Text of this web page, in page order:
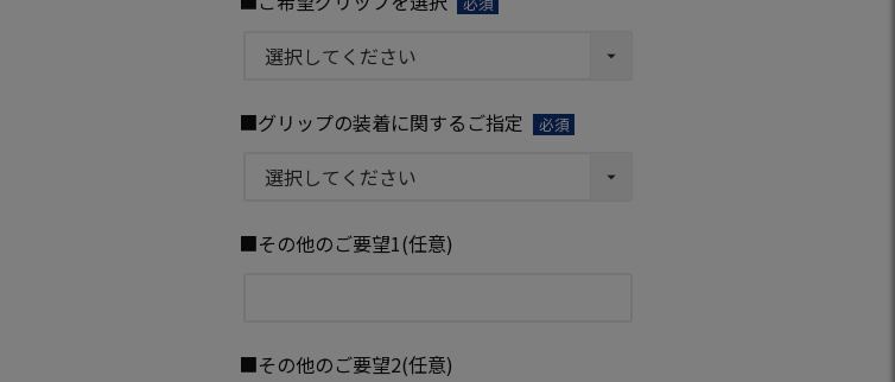
■グリップの装着に関するご指定
■その他のご要望1(任意)
■その他のご要望2(任意)